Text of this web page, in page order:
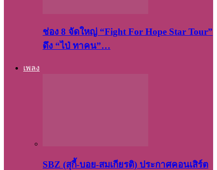
ช่อง 8 จัดใหญ่ “Fight For Hope Star Tour”
ดึง “ไป่ ทาคน”…
เพลง
SBZ (สุกี้-บอย-สมเกียรติ) ประกาศคอนเสิร์ต